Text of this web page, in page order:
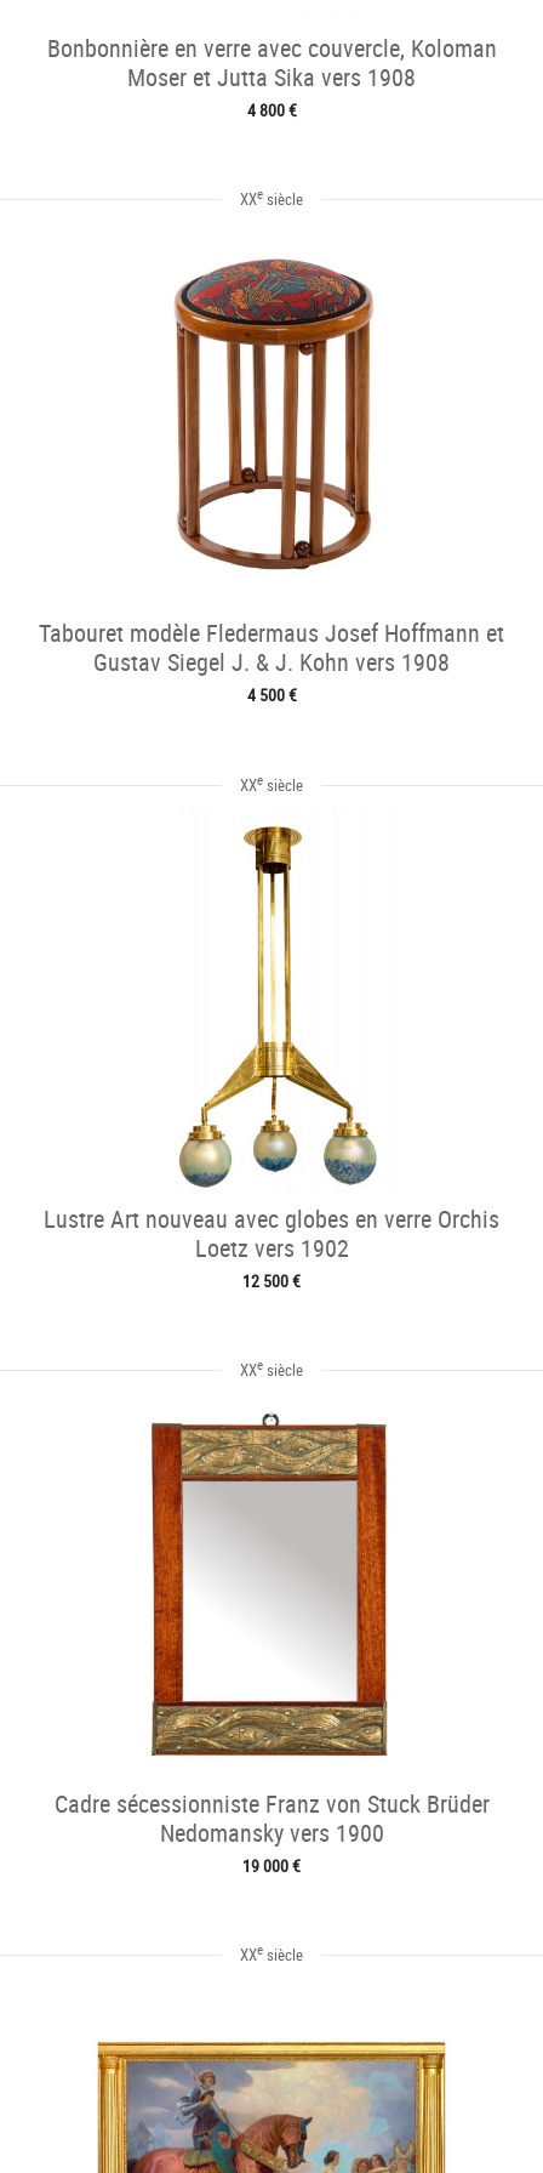
Bonbonnière en verre avec couvercle, Koloman
Moser et Jutta Sika vers 1908
4 800 €
XXe siècle
Tabouret modèle Fledermaus Josef Hoffmann et
Gustav Siegel J. & J. Kohn vers 1908
4 500 €
XXe siècle
Lustre Art nouveau avec globes en verre Orchis
Loetz vers 1902
12 500 €
XXe siècle
Cadre sécessionniste Franz von Stuck Brüder
Nedomansky vers 1900
19 000 €
XXe siècle